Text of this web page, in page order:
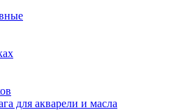
для акварели и масла